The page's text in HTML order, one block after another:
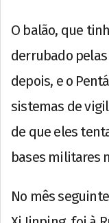
O balão, que
derrubado pelas
depois, e o
sistemas de
de que eles
bases militares
No mês